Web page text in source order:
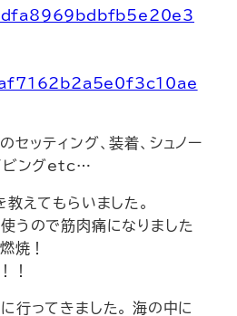
ッティング、装着、シュノー
ビングetc…
えてもらいました。
うので筋肉痛になりました
焼！
！
行ってきました。 海の中に